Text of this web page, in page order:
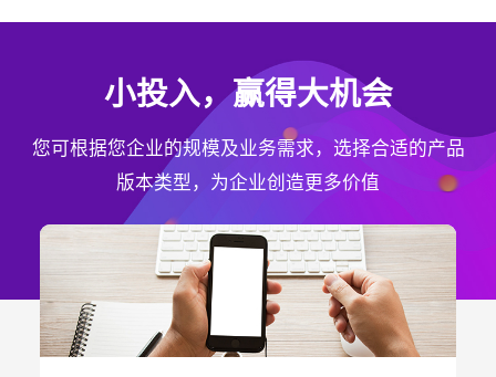
小投入，赢得大机会
您可根据您企业的规模及业务需求，选择合适的产品
版本类型，为企业创造更多价值